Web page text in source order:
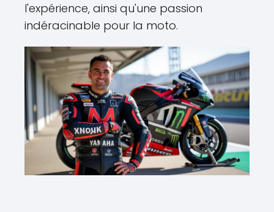
l'expérience, ainsi qu'une passion
indéracinable pour la moto.